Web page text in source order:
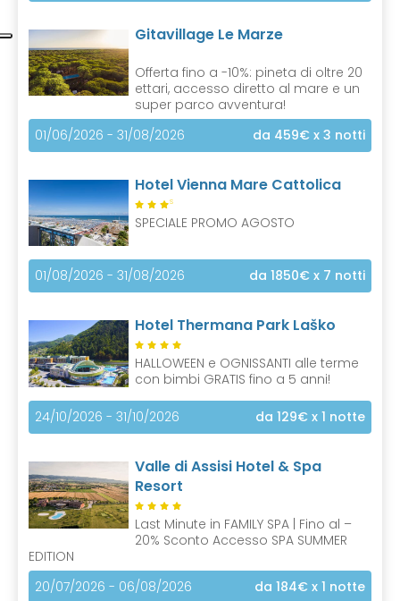
Gitavillage Le Marze
Offerta fino a -10%: pineta di oltre 20
ettari, accesso diretto al mare e un
super parco avventura!
01/06/2026 - 31/08/2026
da 459€ x 3 notti
Hotel Vienna Mare Cattolica
S
SPECIALE PROMO AGOSTO
01/08/2026 - 31/08/2026 da 1850€ x 7 notti
Hotel Thermana Park Laško
HALLOWEEN e OGNISSANTI alle terme
con bimbi GRATIS fino a 5 anni!
24/10/2026 - 31/10/2026 da 129€ x 1 notte
Valle di Assisi Hotel & Spa
Resort
Last Minute in FAMILY SPA | Fino al –
20% Sconto Accesso SPA SUMMER
EDITION
20/07/2026 - 06/08/2026
da 184€ x 1 notte